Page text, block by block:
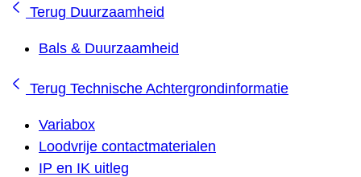
Terug Duurzaamheid
Bals & Duurzaamheid
Terug Technische Achtergrondinformatie
Variabox
Loodvrije contactmaterialen
IP en IK uitleg